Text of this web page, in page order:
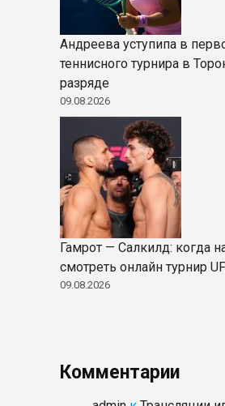
Андреева уступипа в
теннисного турнира в
разряде
09.08.2026
Гамрот — Салкилд: когда
смотреть онлайн турнир
09.08.2026
Комментарии